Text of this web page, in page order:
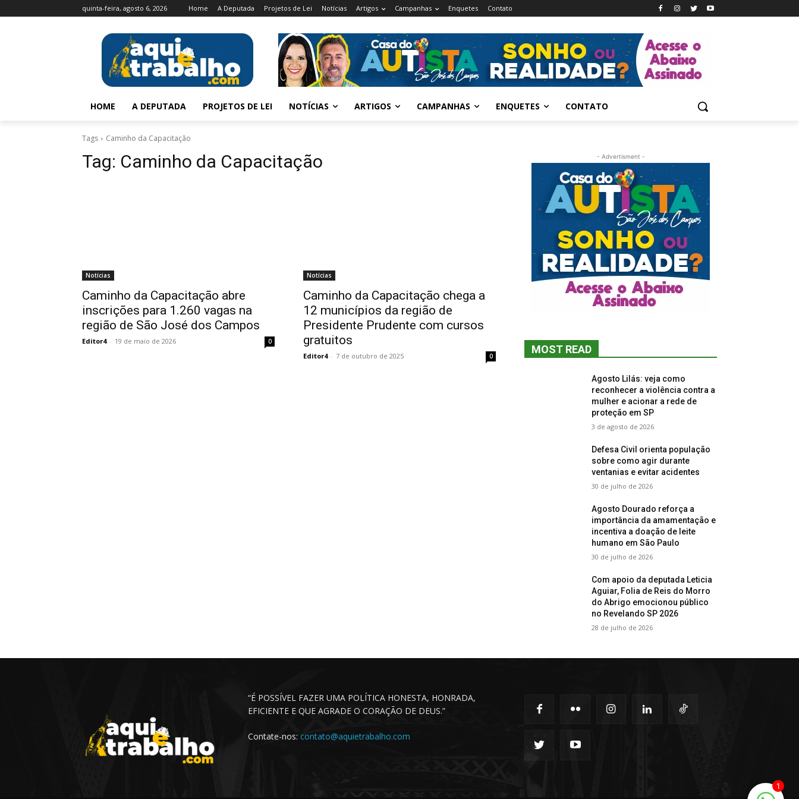
quinta-feira, agosto 6, 2026 Home A Deputada Projetos de Lei Notícias Artigos Campanhas Enquetes Contato
HOME A DEPUTADA PROJETOS DE LEI NOTÍCIAS ARTIGOS CAMPANHAS ENQUETES CONTATO
Tags Caminho da Capacitação
Tag: Caminho da Capacitação
Notícias
Caminho da Capacitação abre
inscrições para 1.260 vagas na
região de São José dos Campos
Editor4 - 19 de maio de 2026 0
Notícias
Caminho da Capacitação chega a
12 municípios da região de
Presidente Prudente com cursos
gratuitos
Editor4 - 7 de outubro de 2025 0
- Advertisment -
MOST READ
Agosto Lilás: veja como
reconhecer a violência contra a
mulher e acionar a rede de
proteção em SP
3 de agosto de 2026
Defesa Civil orienta população
sobre como agir durante
ventanias e evitar acidentes
30 de julho de 2026
Agosto Dourado reforça a
importância da amamentação e
incentiva a doação de leite
humano em São Paulo
30 de julho de 2026
Com apoio da deputada Leticia
Aguiar, Folia de Reis do Morro
do Abrigo emocionou público
no Revelando SP 2026
28 de julho de 2026
“É POSSÍVEL FAZER UMA POLÍTICA HONESTA, HONRADA,
EFICIENTE E QUE AGRADE O CORAÇÃO DE DEUS.”
Contate-nos: contato@aquietrabalho.com
1